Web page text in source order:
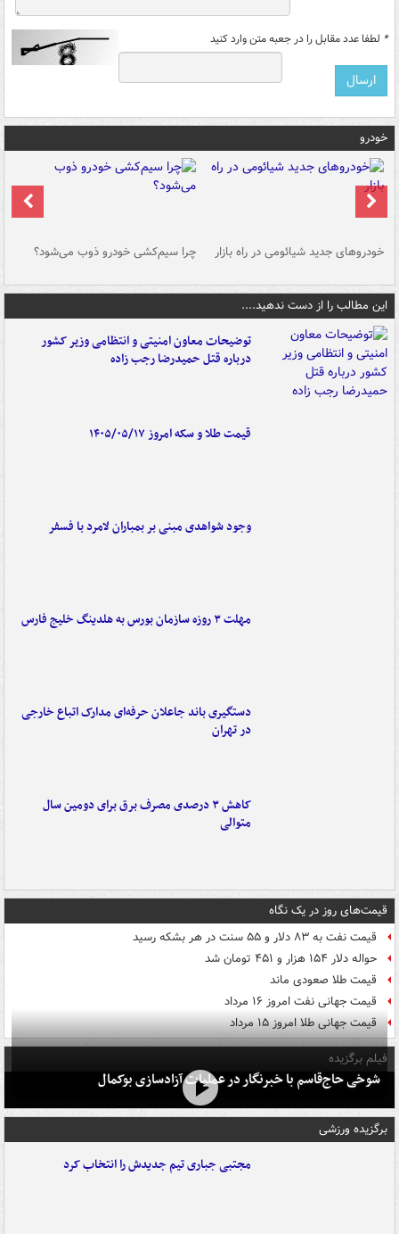
* لطفا عدد مقابل را در جعبه متن وارد کنید
خودرو
خودروهای جدید شیائومی در راه بازار چرا سیم‌کشی خودرو ذوب می‌شود؟
این مطالب را از دست ندهید....
توضیحات معاون امنیتی و انتظامی وزیر کشور
درباره قتل حمیدرضا رجب زاده
قیمت طلا و سکه امروز ۱۴۰۵/۰۵/۱۷
وجود شواهدی مبنی بر بمباران لامرد با فسفر
مهلت ۳ روزه سازمان بورس به هلدینگ خلیج فارس
دستگیری باند جاعلان حرفه‌ای مدارک اتباع خارجی
در تهران
کاهش ۳ درصدی مصرف برق برای دومین سال
متوالی
قیمت‌های روز در یک نگاه
قیمت نفت به ۸۳ دلار و ۵۵ سنت در هر بشکه رسید
حواله دلار ۱۵۴ هزار و ۴۵۱ تومان شد
قیمت طلا صعودی ماند
قیمت جهانی نفت امروز ۱۶ مرداد
قیمت جهانی طلا امروز ۱۵ مرداد
فیلم برگزیده
شوخی حاج‌قاسم با خبرنگار در عملیات آزادسازی بوکمال
برگزیده ورزشی
مجتبی جباری تیم جدیدش را انتخاب کرد